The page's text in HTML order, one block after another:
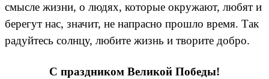
смысле жизни, о людях, которые окружают, любят и
берегут нас, значит, не напрасно прошло время. Так
радуйтесь солнцу, любите жизнь и творите добро.
С праздником Великой Победы!